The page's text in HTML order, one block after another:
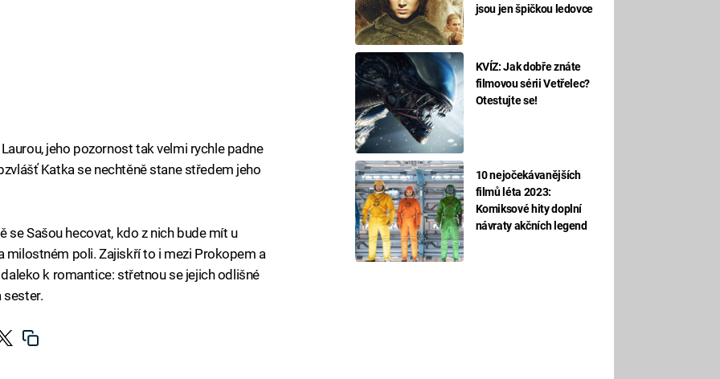
jsou jen špičkou ledovce
KVÍZ: Jak dobře znáte
filmovou sérii Vetřelec?
Otestujte se!
10 nejočekávanějších
filmů léta 2023:
Komiksové hity doplní
návraty akčních legend
jeho pozornost tak velmi rychle padne
Katka se nechtěně stane středem jeho
se Sašou hecovat, kdo z nich bude mít u
milostném poli. Zajiskří to i mezi Prokopem a
k romantice: střetnou se jejich odlišné
sester.